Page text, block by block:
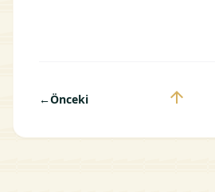
←Önceki arrow_upward